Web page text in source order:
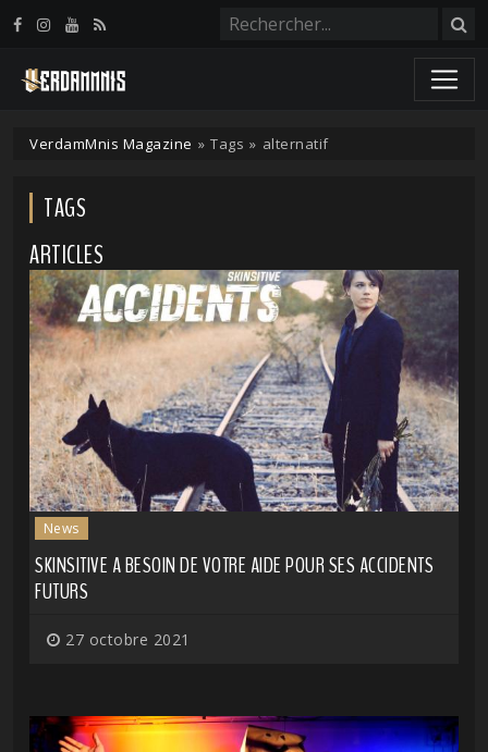
VerdamMnis Magazine » Tags » alternatif
TAGS
ARTICLES
News
SKINSITIVE A BESOIN DE VOTRE AIDE POUR SES ACCIDENTS
FUTURS
27 octobre 2021
Panneau de gestion des cookies